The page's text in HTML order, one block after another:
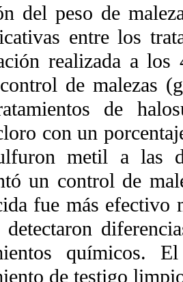
del peso de
entre los
realizada a los
de malezas
de
con un
metil a las
un control de
fue más efectivo
químicos.
de testigo